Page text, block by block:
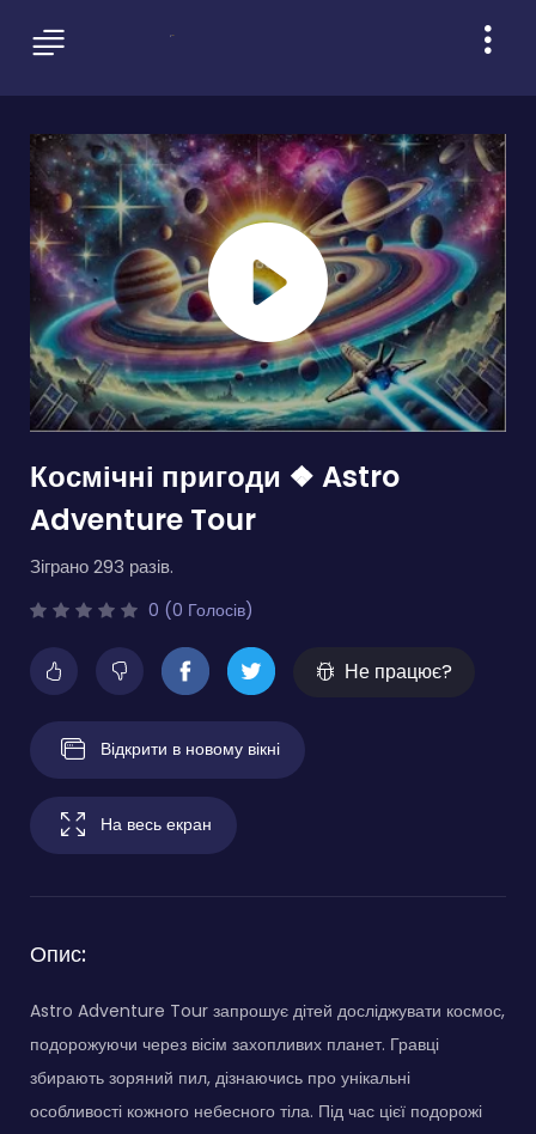
Космічні пригоди ❖ Astro
Adventure Tour
Зіграно 293 разів.
0 (0 Голосів)
Не працює?
Відкрити в новому вікні
На весь екран
Опис:
Astro Adventure Tour запрошує дітей досліджувати космос,
подорожуючи через вісім захопливих планет. Гравці
збирають зоряний пил, дізнаючись про унікальні
особливості кожного небесного тіла. Під час цієї подорожі